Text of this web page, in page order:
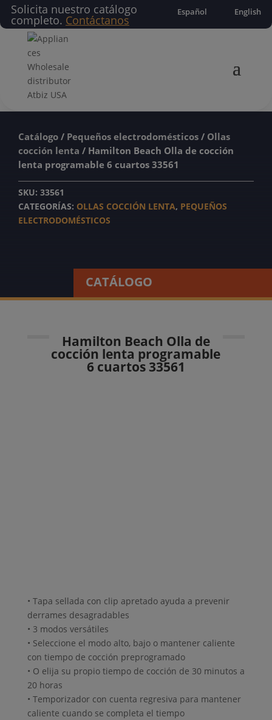
Solicita nuestro catálogo
completo. Contáctanos
Español English
Catálogo / Pequeños electrodomésticos / Ollas
cocción lenta / Hamilton Beach Olla de cocción
lenta programable 6 cuartos 33561
SKU: 33561
CATEGORÍAS: OLLAS COCCIÓN LENTA, PEQUEÑOS
ELECTRODOMÉSTICOS
CATÁLOGO
Hamilton Beach Olla de
cocción lenta programable
6 cuartos 33561
• Tapa sellada con clip apretado ayuda a prevenir
derrames desagradables
• 3 modos versátiles
• Seleccione el modo alto, bajo o mantener caliente
con tiempo de cocción preprogramado
• O elija su propio tiempo de cocción de 30 minutos a
20 horas
• Temporizador con cuenta regresiva para mantener
caliente cuando se completa el tiempo